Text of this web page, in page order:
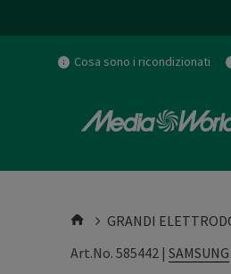
Cosa sono i ricondizionati
GRANDI
Art.No. 585442 | SAMSUNG